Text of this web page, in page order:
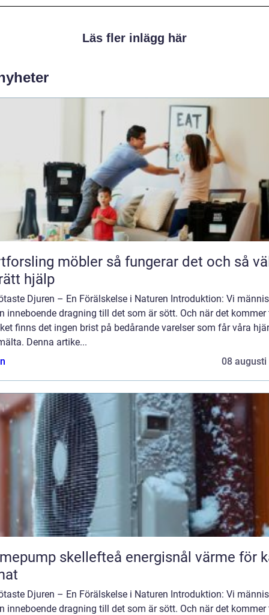
Läs fler inlägg här
möbler så fungerar det och så väljer
hjälp
Djuren – En Förälskelse i Naturen Introduktion: Vi
inneboende dragning till det som är sött. Och när det kommer
finns det ingen brist på bedårande varelser som får våra
Denna artike...
08 augusti
skellefteå energisnål värme för kallt
Djuren – En Förälskelse i Naturen Introduktion: Vi
inneboende dragning till det som är sött. Och när det kommer